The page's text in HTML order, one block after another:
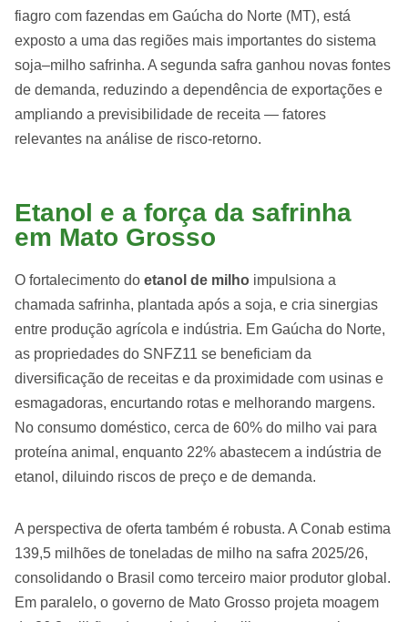
fiagro com fazendas em Gaúcha do Norte (MT), está
exposto a uma das regiões mais importantes do sistema
soja–milho safrinha. A segunda safra ganhou novas fontes
de demanda, reduzindo a dependência de exportações e
ampliando a previsibilidade de receita — fatores
relevantes na análise de risco-retorno.
Etanol e a força da safrinha
em Mato Grosso
O fortalecimento do etanol de milho impulsiona a
chamada safrinha, plantada após a soja, e cria sinergias
entre produção agrícola e indústria. Em Gaúcha do Norte,
as propriedades do SNFZ11 se beneficiam da
diversificação de receitas e da proximidade com usinas e
esmagadoras, encurtando rotas e melhorando margens.
No consumo doméstico, cerca de 60% do milho vai para
proteína animal, enquanto 22% abastecem a indústria de
etanol, diluindo riscos de preço e de demanda.
A perspectiva de oferta também é robusta. A Conab estima
139,5 milhões de toneladas de milho na safra 2025/26,
consolidando o Brasil como terceiro maior produtor global.
Em paralelo, o governo de Mato Grosso projeta moagem